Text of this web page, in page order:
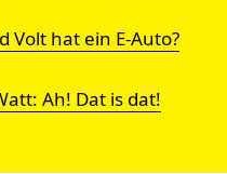
Volt hat ein E-Auto?
Ah! Dat is dat!